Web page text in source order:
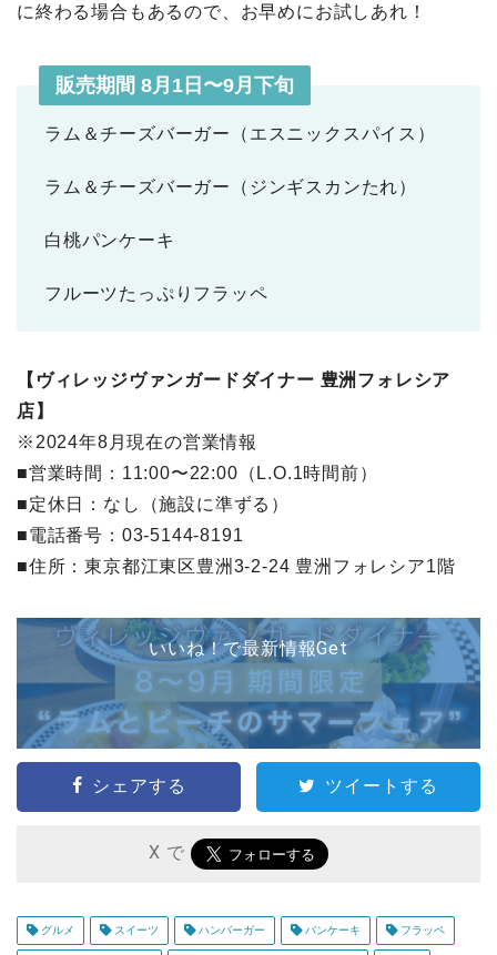
に終わる場合もあるので、お早めにお試しあれ！
販売期間 8月1日〜9月下旬
ラム＆チーズバーガー（エスニックスパイス）
ラム＆チーズバーガー（ジンギスカンたれ）
白桃パンケーキ
フルーツたっぷりフラッペ
【ヴィレッジヴァンガードダイナー 豊洲フォレシア
店】
※2024年8月現在の営業情報
■営業時間：11:00〜22:00（L.O.1時間前）
■定休日：なし（施設に準ずる）
■電話番号：03-5144-8191
■住所：東京都江東区豊洲3-2-24 豊洲フォレシア1階
いいね！で最新情報Get
シェアする ツイートする
X で
グルメ スイーツ ハンバーガー パンケーキ フラッペ